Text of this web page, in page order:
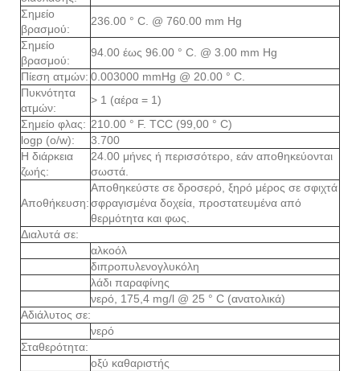
Σημείο
βρασμού:
236.00 ° C. @ 760.00 mm Hg
Σημείο
βρασμού:
94.00 έως 96.00 ° C. @ 3.00 mm Hg
Πίεση ατμών: 0.003000 mmHg @ 20.00 ° C.
Πυκνότητα
ατμών:
> 1 (αέρα = 1)
Σημείο φλας: 210.00 ° F. TCC (99,00 ° C)
logp (o/w):
3.700
Η διάρκεια
ζωής:
24.00 μήνες ή περισσότερο, εάν αποθηκεύονται
σωστά.
Αποθήκευση:
Αποθηκεύστε σε δροσερό, ξηρό μέρος σε σφιχτά
σφραγισμένα δοχεία, προστατευμένα από
θερμότητα και φως.
Διαλυτά σε:
αλκοόλ
διπροπυλενογλυκόλη
λάδι παραφίνης
νερό, 175,4 mg/l @ 25 ° C (ανατολικά)
Αδιάλυτος σε:
νερό
Σταθερότητα:
οξύ καθαριστής